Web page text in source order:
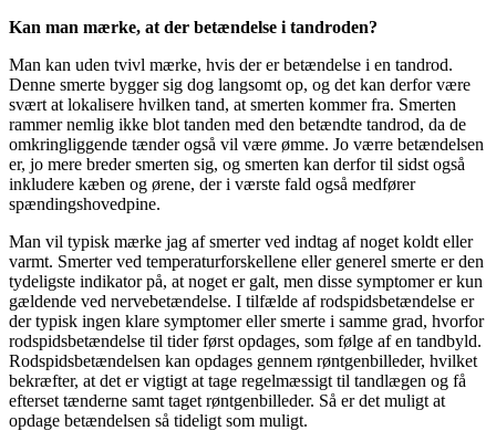
Kan man mærke, at der betændelse i tandroden?
Man kan uden tvivl mærke, hvis der er betændelse i en tandrod.
Denne smerte bygger sig dog langsomt op, og det kan derfor være
svært at lokalisere hvilken tand, at smerten kommer fra. Smerten
rammer nemlig ikke blot tanden med den betændte tandrod, da de
omkringliggende tænder også vil være ømme. Jo værre betændelsen
er, jo mere breder smerten sig, og smerten kan derfor til sidst også
inkludere kæben og ørene, der i værste fald også medfører
spændingshovedpine.
Man vil typisk mærke jag af smerter ved indtag af noget koldt eller
varmt. Smerter ved temperaturforskellene eller generel smerte er den
tydeligste indikator på, at noget er galt, men disse symptomer er kun
gældende ved nervebetændelse. I tilfælde af rodspidsbetændelse er
der typisk ingen klare symptomer eller smerte i samme grad, hvorfor
rodspidsbetændelse til tider først opdages, som følge af en tandbyld.
Rodspidsbetændelsen kan opdages gennem røntgenbilleder, hvilket
bekræfter, at det er vigtigt at tage regelmæssigt til tandlægen og få
efterset tænderne samt taget røntgenbilleder. Så er det muligt at
opdage betændelsen så tideligt som muligt.